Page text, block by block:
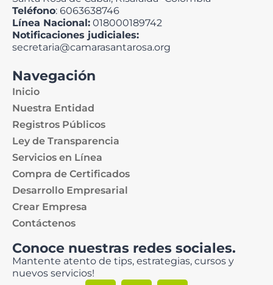
Teléfono: 6063638746
Línea Nacional: 018000189742
Notificaciones judiciales:
secretaria@camarasantarosa.org
Navegación
Inicio
Nuestra Entidad
Registros Públicos
Ley de Transparencia
Servicios en Línea
Compra de Certificados
Desarrollo Empresarial
Crear Empresa
Contáctenos
Conoce nuestras redes sociales.
Mantente atento de tips, estrategias, cursos y
nuevos servicios!